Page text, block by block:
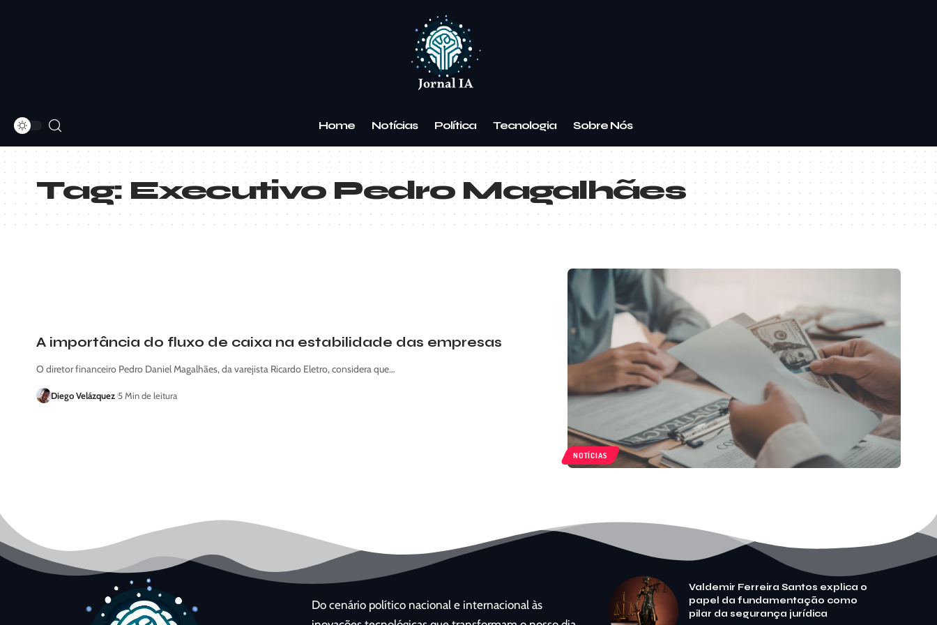
Home Notícias Política Tecnologia Sobre Nós
Tag: Executivo Pedro Magalhães
NOTÍCIAS
A importância do fluxo de caixa na estabilidade das empresas
O diretor financeiro Pedro Daniel Magalhães, da varejista Ricardo Eletro, considera que…
Diego Velázquez 5 Min de leitura
Do cenário político nacional e internacional às
Valdemir Ferreira Santos explica o
papel da fundamentação como
pilar da segurança jurídica